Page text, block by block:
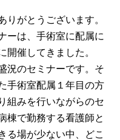
りがとうございます。
ーは、手術室に配属に
開催してきました。
況のセミナーです。そ
手術室配属１年目の方
組みを行いながらのセ
棟で勤務する看護師と
る場が少ない中、どこ